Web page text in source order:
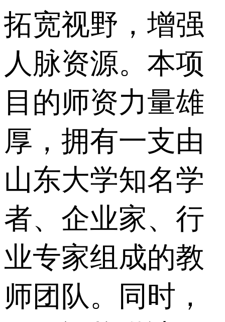
拓宽视野，增强
人脉资源。本项
目的师资力量雄
厚，拥有一支由
山东大学知名学
者、企业家、行
业专家组成的教
师团队。同时，